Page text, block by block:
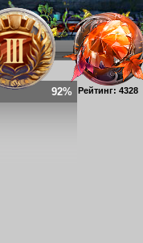
Рейтинг: 4328
92%